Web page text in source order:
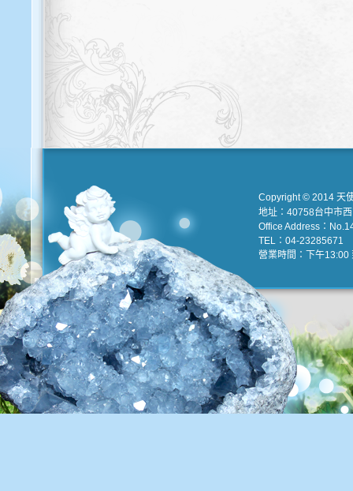
Copyright © 2014 天
地址：40758台中市
Office Address：
TEL：04-23285671
營業時間：下午13:00